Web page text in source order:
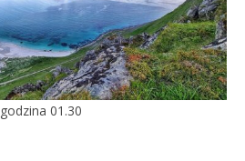
godzina 01.30